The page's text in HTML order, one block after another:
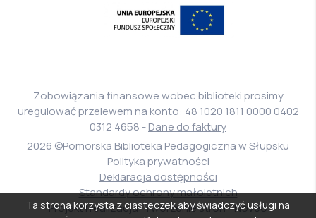
Pomorskiego
Europejski
Fundusz
Zobowiązania finansowe wobec biblioteki prosimy
uregulować przelewem na konto: 48 1020 1811 0000 0402
0312 4658 -Dane do faktury
2026 ©Pomorska Biblioteka Pedagogiczna w Słupsku
Polityka prywatności
Deklaracja dostępności
Standardy ochrony małoletnich
Projekt i realizacja: Tworzenie stron - Noveo
Ta strona korzysta z ciasteczek aby świadczyć usługi na